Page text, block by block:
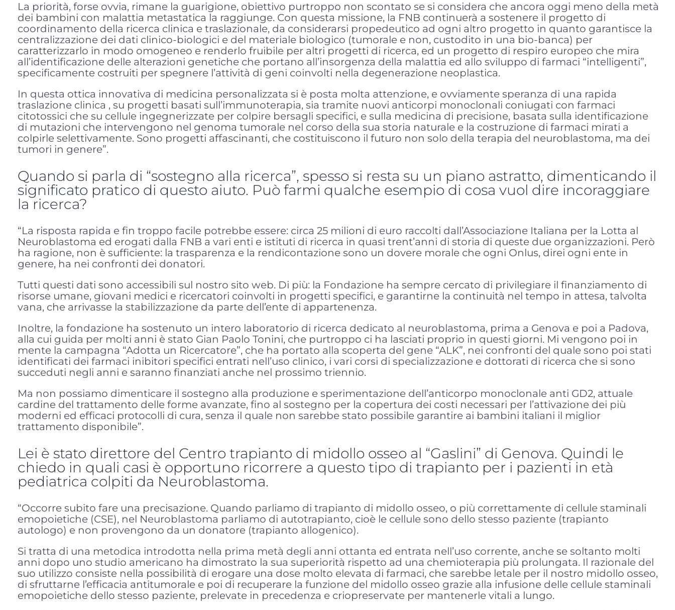
La priorità, forse ovvia, rimane la guarigione, obiettivo purtroppo non scontato se si considera che ancora oggi meno della metà
dei bambini con malattia metastatica la raggiunge. Con questa missione, la FNB continuerà a sostenere il progetto di
coordinamento della ricerca clinica e traslazionale, da considerarsi propedeutico ad ogni altro progetto in quanto garantisce la
centralizzazione dei dati clinico-biologici e del materiale biologico (tumorale e non, custodito in una bio-banca) per
caratterizzarlo in modo omogeneo e renderlo fruibile per altri progetti di ricerca, ed un progetto di respiro europeo che mira
all’identificazione delle alterazioni genetiche che portano all’insorgenza della malattia ed allo sviluppo di farmaci “intelligenti”,
specificamente costruiti per spegnere l’attività di geni coinvolti nella degenerazione neoplastica.
In questa ottica innovativa di medicina personalizzata si è posta molta attenzione, e ovviamente speranza di una rapida
traslazione clinica , su progetti basati sull’immunoterapia, sia tramite nuovi anticorpi monoclonali coniugati con farmaci
citotossici che su cellule ingegnerizzate per colpire bersagli specifici, e sulla medicina di precisione, basata sulla identificazione
di mutazioni che intervengono nel genoma tumorale nel corso della sua storia naturale e la costruzione di farmaci mirati a
colpirle selettivamente. Sono progetti affascinanti, che costituiscono il futuro non solo della terapia del neuroblastoma, ma dei
tumori in genere”.
Quando si parla di “sostegno alla ricerca”, spesso si resta su un piano astratto, dimenticando il
significato pratico di questo aiuto. Può farmi qualche esempio di cosa vuol dire incoraggiare
la ricerca?
“La risposta rapida e fin troppo facile potrebbe essere: circa 25 milioni di euro raccolti dall’Associazione Italiana per la Lotta al
Neuroblastoma ed erogati dalla FNB a vari enti e istituti di ricerca in quasi trent’anni di storia di queste due organizzazioni. Però
ha ragione, non è sufficiente: la trasparenza e la rendicontazione sono un dovere morale che ogni Onlus, direi ogni ente in
genere, ha nei confronti dei donatori.
Tutti questi dati sono accessibili sul nostro sito web. Di più: la Fondazione ha sempre cercato di privilegiare il finanziamento di
risorse umane, giovani medici e ricercatori coinvolti in progetti specifici, e garantirne la continuità nel tempo in attesa, talvolta
vana, che arrivasse la stabilizzazione da parte dell’ente di appartenenza.
Inoltre, la fondazione ha sostenuto un intero laboratorio di ricerca dedicato al neuroblastoma, prima a Genova e poi a Padova,
alla cui guida per molti anni è stato Gian Paolo Tonini, che purtroppo ci ha lasciati proprio in questi giorni. Mi vengono poi in
mente la campagna “Adotta un Ricercatore”, che ha portato alla scoperta del gene “ALK”, nei confronti del quale sono poi stati
identificati dei farmaci inibitori specifici entrati nell’uso clinico, i vari corsi di specializzazione e dottorati di ricerca che si sono
succeduti negli anni e saranno finanziati anche nel prossimo triennio.
Ma non possiamo dimenticare il sostegno alla produzione e sperimentazione dell’anticorpo monoclonale anti GD2, attuale
cardine del trattamento delle forme avanzate, fino al sostegno per la copertura dei costi necessari per l’attivazione dei più
moderni ed efficaci protocolli di cura, senza il quale non sarebbe stato possibile garantire ai bambini italiani il miglior
trattamento disponibile”.
Lei è stato direttore del Centro trapianto di midollo osseo al “Gaslini” di Genova. Quindi le
chiedo in quali casi è opportuno ricorrere a questo tipo di trapianto per i pazienti in età
pediatrica colpiti da Neuroblastoma.
“Occorre subito fare una precisazione. Quando parliamo di trapianto di midollo osseo, o più correttamente di cellule staminali
emopoietiche (CSE), nel Neuroblastoma parliamo di autotrapianto, cioè le cellule sono dello stesso paziente (trapianto
autologo) e non provengono da un donatore (trapianto allogenico).
Si tratta di una metodica introdotta nella prima metà degli anni ottanta ed entrata nell’uso corrente, anche se soltanto molti
anni dopo uno studio americano ha dimostrato la sua superiorità rispetto ad una chemioterapia più prolungata. Il razionale del
suo utilizzo consiste nella possibilità di erogare una dose molto elevata di farmaci, che sarebbe letale per il nostro midollo osseo,
di sfruttarne l’efficacia antitumorale e poi di recuperare la funzione del midollo osseo grazie alla infusione delle cellule staminali
emopoietiche dello stesso paziente, prelevate in precedenza e criopreservate per mantenerle vitali a lungo.